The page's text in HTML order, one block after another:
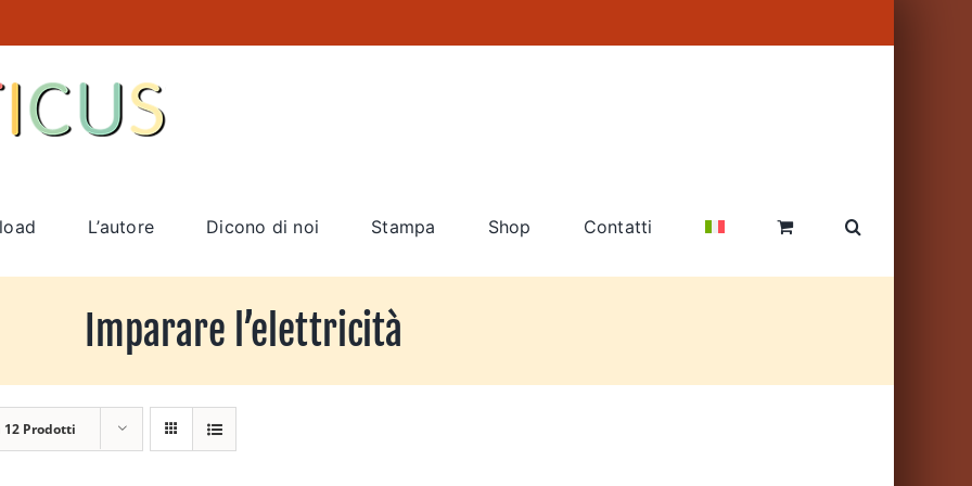
L’autore Dicono di noi Stampa Shop Contatti
Imparare l’elettricità
12 Prodotti